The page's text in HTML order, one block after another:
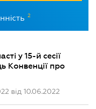
2
у 15-й сесії
Конвенції про
від 10.06.2022